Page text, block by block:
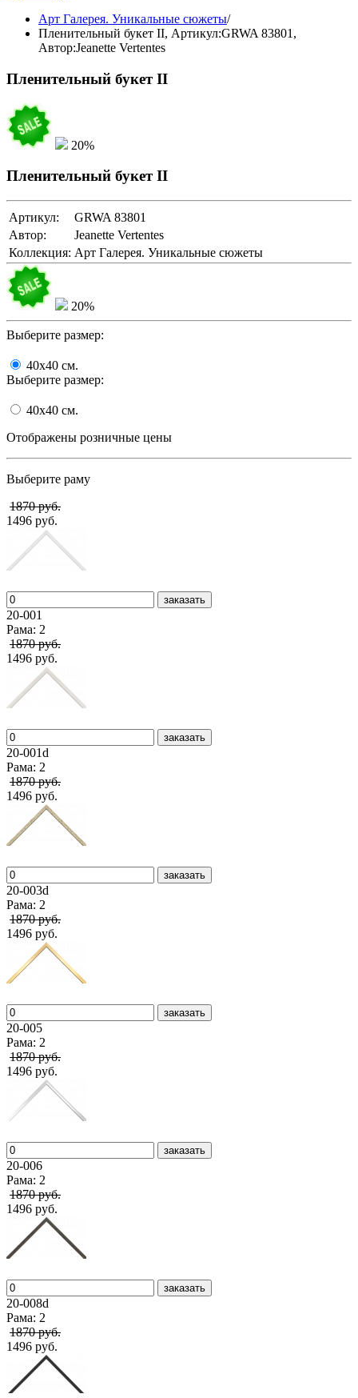
Арт Галерея. Уникальные сюжеты/
Пленительный букет II, Артикул:GRWA 83801 ,
Автор:Jeanette Vertentes
Пленительный букет II
20%
Пленительный букет II
Артикул:
GRWA 83801
Автор:
Jeanette Vertentes
Коллекция: Арт Галерея. Уникальные сюжеты
20%
Выберите размер:
40x40 cм.
Выберите размер:
40x40 cм.
Отображены розничные цены
Выберите раму
1870 руб.
1496 руб.
заказать
20-001
Рама: 2
1870 руб.
1496 руб.
заказать
20-001d
Рама: 2
1870 руб.
1496 руб.
заказать
20-003d
Рама: 2
1870 руб.
1496 руб.
заказать
20-005
Рама: 2
1870 руб.
1496 руб.
заказать
20-006
Рама: 2
1870 руб.
1496 руб.
заказать
20-008d
Рама: 2
1870 руб.
1496 руб.